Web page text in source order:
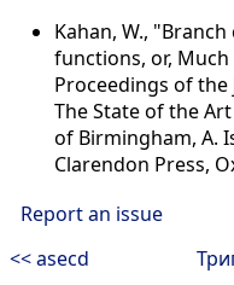
Kahan, W.,
functions, or,
Proceedings of
The State of the
of Birmingham, A.
Clarendon Press,
Report an issue
<< asecd